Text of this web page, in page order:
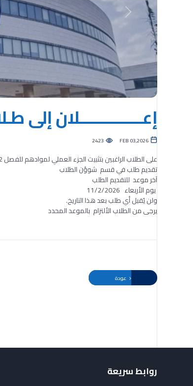
Previous
إعــــــــــــــــلان
FEB 03,2026
2423
على الطلاب الراغبين بتثبيت الجزء العملي لموادهم للفصل 2025.2
تقديم طلب في قسم شوؤن الطلاب
آخر موعد للتقديم الطلب
يوم الأربعاء 11/2/2026
ولن يُقبل أي طلب بعد هذا التاريخ.
يرجى من الطلاب الألتزام بالموعد المحدد
روابط سريعة